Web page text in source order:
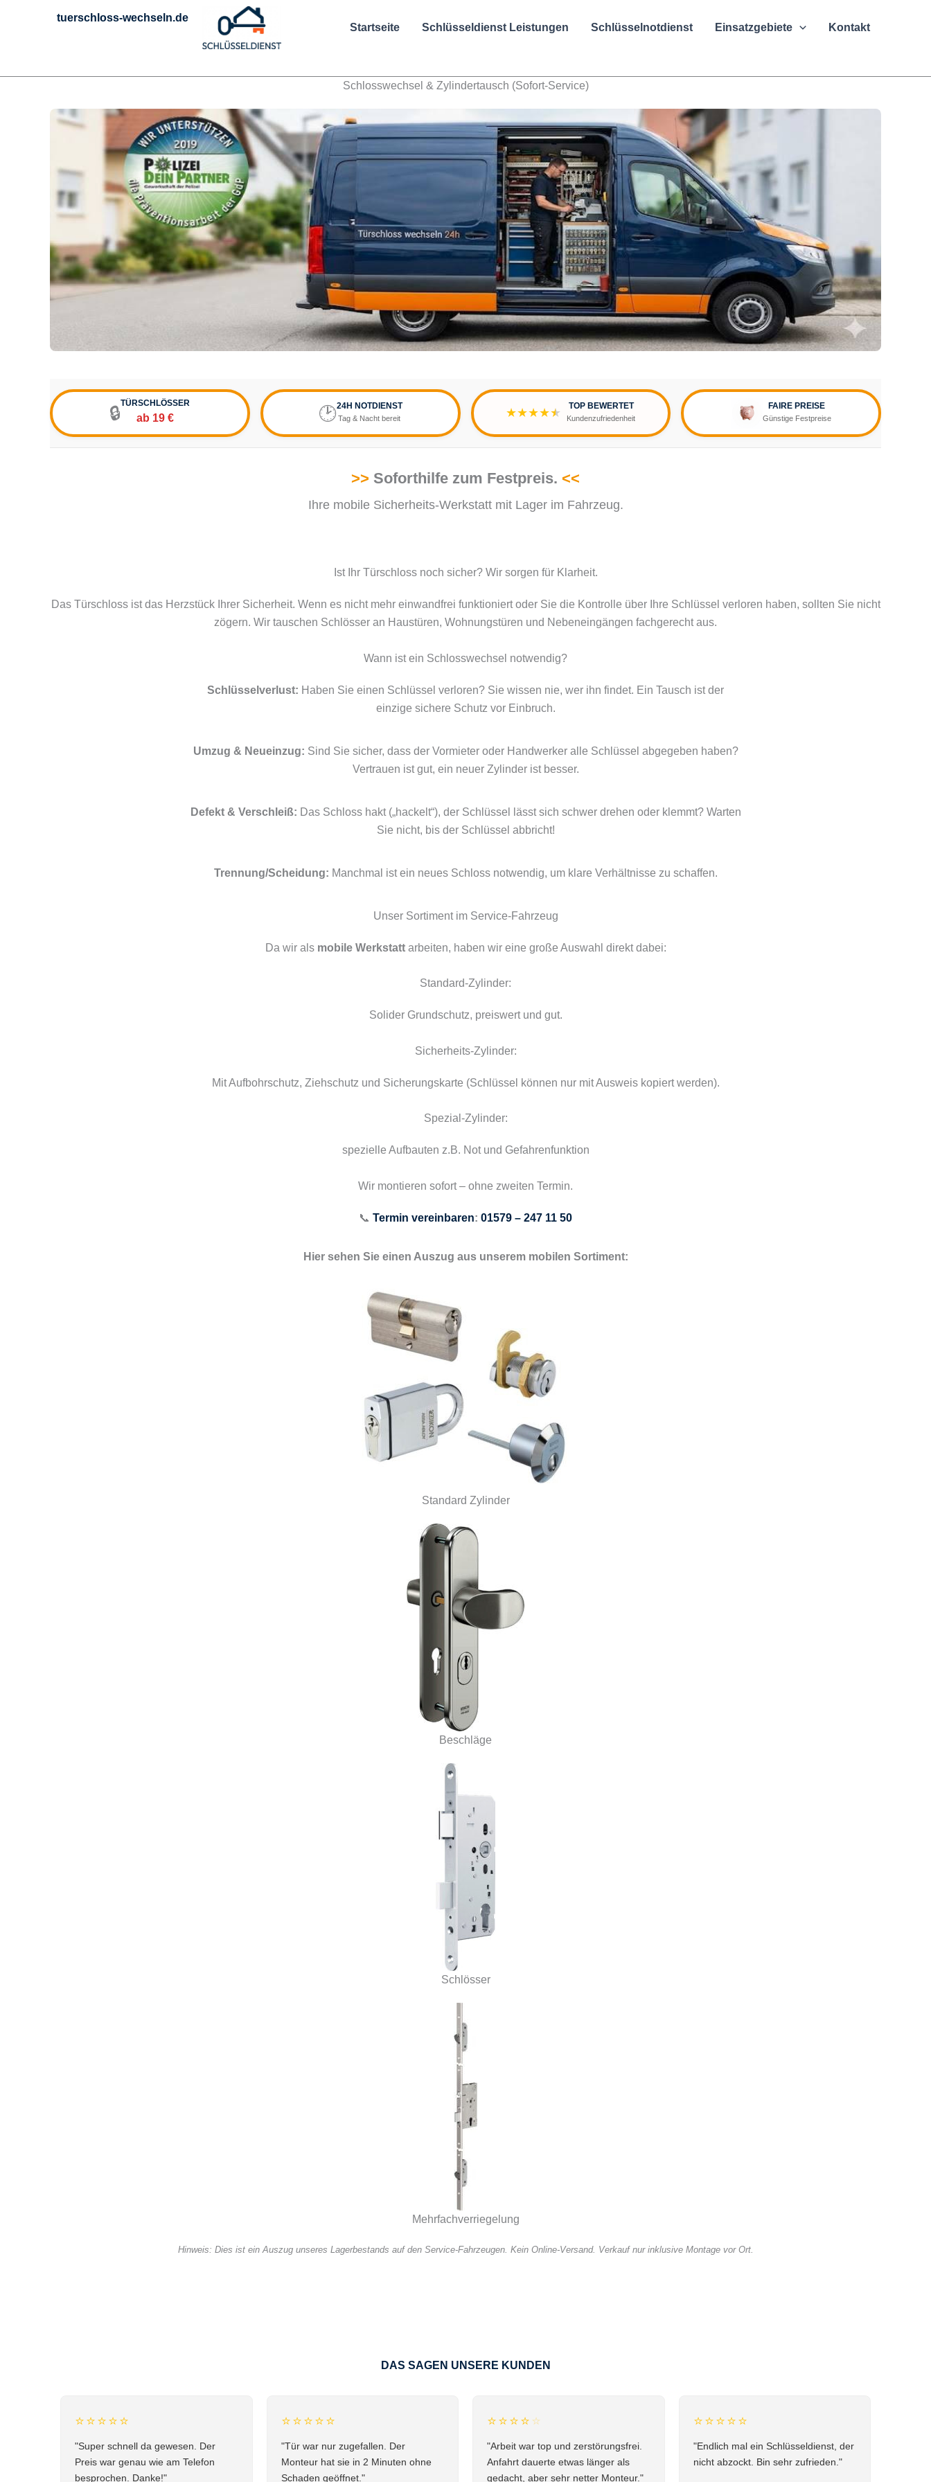
tuerschloss-wechseln.de
Startseite
Schlüsseldienst Leistungen Schlüsselnotdienst Einsatzgebiete Kontakt
Schlosswechsel & Zylindertausch (Sofort-Service)
🔒TÜRSCHLÖSSER
ab 19 € 🕑24H NOTDIENST
Tag & Nacht bereit ★★★★★ TOP BEWERTET
Kundenzufriedenheit
FAIRE PREISE
Günstige Festpreise
>> Soforthilfe zum Festpreis. <<
Ihre mobile Sicherheits-Werkstatt mit Lager im Fahrzeug.
Ist Ihr Türschloss noch sicher? Wir sorgen für Klarheit.
Das Türschloss ist das Herzstück Ihrer Sicherheit. Wenn es nicht mehr einwandfrei funktioniert oder Sie die Kontrolle über Ihre Schlüssel verloren haben, sollten Sie nicht
zögern. Wir tauschen Schlösser an Haustüren, Wohnungstüren und Nebeneingängen fachgerecht aus.
Wann ist ein Schlosswechsel notwendig?
Schlüsselverlust: Haben Sie einen Schlüssel verloren? Sie wissen nie, wer ihn findet. Ein Tausch ist der
einzige sichere Schutz vor Einbruch.
Umzug & Neueinzug: Sind Sie sicher, dass der Vormieter oder Handwerker alle Schlüssel abgegeben haben?
Vertrauen ist gut, ein neuer Zylinder ist besser.
Defekt & Verschleiß: Das Schloss hakt („hackelt“), der Schlüssel lässt sich schwer drehen oder klemmt? Warten
Sie nicht, bis der Schlüssel abbricht!
Trennung/Scheidung: Manchmal ist ein neues Schloss notwendig, um klare Verhältnisse zu schaffen.
Unser Sortiment im Service-Fahrzeug
Da wir als mobile Werkstattarbeiten, haben wir eine große Auswahl direkt dabei:
Standard-Zylinder:
Solider Grundschutz, preiswert und gut.
Sicherheits-Zylinder:
Mit Aufbohrschutz, Ziehschutz und Sicherungskarte (Schlüssel können nur mit Ausweis kopiert werden).
Spezial-Zylinder:
spezielle Aufbauten z.B. Not und Gefahrenfunktion
Wir montieren sofort – ohne zweiten Termin.
📞 Termin vereinbaren: 01579 – 247 11 50
Hier sehen Sie einen Auszug aus unserem mobilen Sortiment:
Standard Zylinder
Beschläge
Schlösser
Mehrfachverriegelung
Hinweis: Dies ist ein Auszug unseres Lagerbestands auf den Service-Fahrzeugen. Kein Online-Versand. Verkauf nur inklusive Montage vor Ort.
DAS SAGEN UNSERE KUNDEN
⭐⭐⭐⭐⭐
"Super schnell da gewesen. Der
Preis war genau wie am Telefon
besprochen. Danke!"
⭐⭐⭐⭐⭐
"Tür war nur zugefallen. Der
Monteur hat sie in 2 Minuten ohne
Schaden geöffnet."
⭐⭐⭐⭐⭐
"Arbeit war top und zerstörungsfrei.
Anfahrt dauerte etwas länger als
gedacht, aber sehr netter Monteur."
⭐⭐⭐⭐⭐
"Endlich mal ein Schlüsseldienst, der
nicht abzockt. Bin sehr zufrieden."